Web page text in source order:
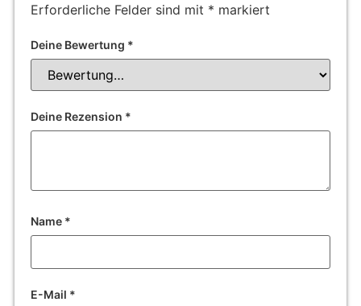
Erforderliche Felder sind mit * markiert
Deine Bewertung *
Deine Rezension *
Name *
E-Mail *